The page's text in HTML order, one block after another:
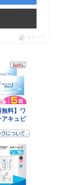
ポチップ